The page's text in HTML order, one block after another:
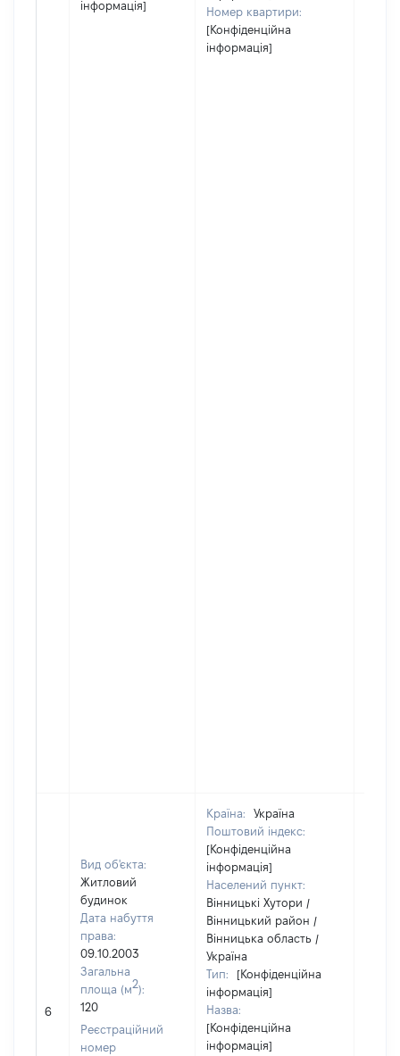
інформація]
Номер квартири:
[Конфіденційна
інформація]
6
Вид об'єкта:
Житловий
будинок
Дата набуття
права:
09.10.2003
Загальна
площа (м2):
120
Реєстраційний
номер
Країна:
Україна
Поштовий індекс:
[Конфіденційна
інформація]
Населений пункт:
Вінницькі Хутори /
Вінницький район /
Вінницька область /
Україна
Тип:
[Конфіденційна
інформація]
Назва:
[Конфіденційна
інформація]